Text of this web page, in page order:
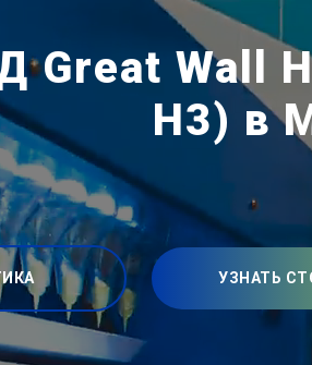
Great Wall
H3) в
УЗНАТЬ